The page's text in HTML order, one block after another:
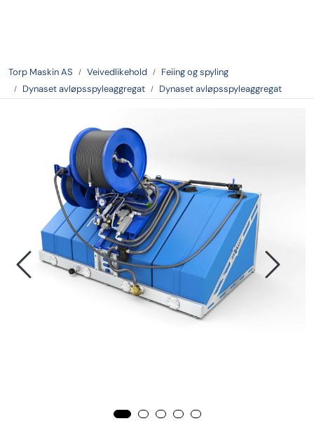
Torp Maskin AS Veivedlikehold
Feiing og spyling
Dynaset avløpsspyleaggregat
Dynaset avløpsspyleaggregat